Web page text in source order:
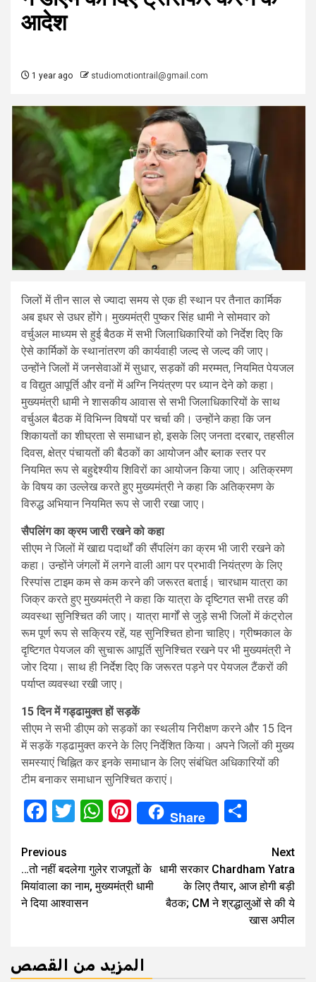
आदेश
1 year ago studiomotiontrail@gmail.com
जिलों में तीन साल से ज्यादा समय से एक ही स्थान पर तैनात कार्मिक
अब इधर से उधर होंगे। मुख्यमंत्री पुष्कर सिंह धामी ने सोमवार को
वर्चुअल माध्यम से हुई बैठक में सभी जिलाधिकारियों को निर्देश दिए कि
ऐसे कार्मिकों के स्थानांतरण की कार्यवाही जल्द से जल्द की जाए।
उन्होंने जिलों में जनसेवाओं में सुधार, सड़कों की मरम्मत, नियमित पेयजल
व विद्युत आपूर्ति और वनों में अग्नि नियंत्रण पर ध्यान देने को कहा।
मुख्यमंत्री धामी ने शासकीय आवास से सभी जिलाधिकारियों के साथ
वर्चुअल बैठक में विभिन्न विषयों पर चर्चा की। उन्होंने कहा कि जन
शिकायतों का शीघ्रता से समाधान हो, इसके लिए जनता दरबार, तहसील
दिवस, क्षेत्र पंचायतों की बैठकों का आयोजन और ब्लाक स्तर पर
नियमित रूप से बहुद्देश्यीय शिविरों का आयोजन किया जाए। अतिक्रमण
के विषय का उल्लेख करते हुए मुख्यमंत्री ने कहा कि अतिक्रमण के
विरुद्ध अभियान नियमित रूप से जारी रखा जाए।
सैपलिंग का क्रम जारी रखने को कहा
सीएम ने जिलों में खाद्य पदार्थों की सैंपलिंग का क्रम भी जारी रखने को
कहा। उन्होंने जंगलों में लगने वाली आग पर प्रभावी नियंत्रण के लिए
रिस्पांस टाइम कम से कम करने की जरूरत बताई। चारधाम यात्रा का
जिक्र करते हुए मुख्यमंत्री ने कहा कि यात्रा के दृष्टिगत सभी तरह की
व्यवस्था सुनिश्चित की जाए। यात्रा मार्गों से जुड़े सभी जिलों में कंट्रोल
रूम पूर्ण रूप से सक्रिय रहें, यह सुनिश्चित होना चाहिए। ग्रीष्मकाल के
दृष्टिगत पेयजल की सुचारू आपूर्ति सुनिश्चित रखने पर भी मुख्यमंत्री ने
जोर दिया। साथ ही निर्देश दिए कि जरूरत पड़ने पर पेयजल टैंकरों की
पर्याप्त व्यवस्था रखी जाए।
15 दिन में गड्ढामुक्त हों सड़कें
सीएम ने सभी डीएम को सड़कों का स्थलीय निरीक्षण करने और 15 दिन
में सड़कें गड्ढामुक्त करने के लिए निर्देशित किया। अपने जिलों की मुख्य
समस्याएं चिह्नित कर इनके समाधान के लिए संबंधित अधिकारियों की
टीम बनाकर समाधान सुनिश्चित कराएं।
Facebook
Twitter
WhatsApp
Pinterest
Share
Continue
Reading
Previous
…तो नहीं बदलेगा गुलेर राजपूतों के
मियांवाला का नाम, मुख्यमंत्री धामी
ने दिया आश्वासन
Next
धामी सरकार Chardham Yatra
के लिए तैयार, आज होगी बड़ी
बैठक; CM ने श्रद्धालुओं से की ये
खास अपील
المزيد من القصص